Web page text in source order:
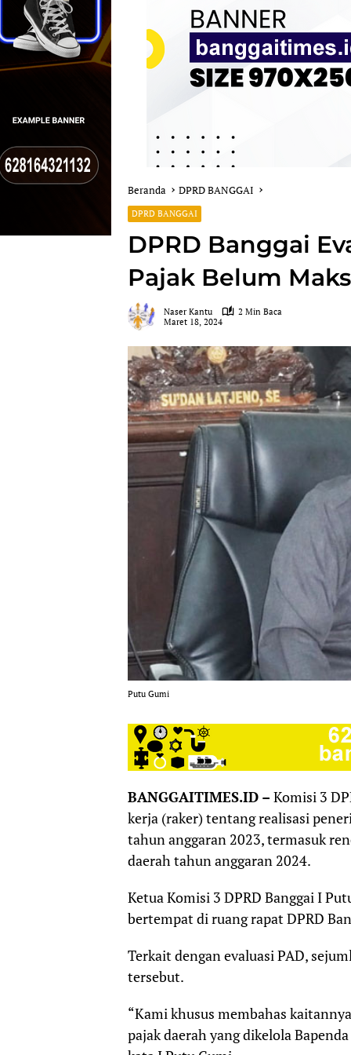
Beranda DPRD BANGGAI
DPRD BANGGAI
DPRD Banggai
Pajak Belum
Naser Kantu
2 Min Baca
Maret 18, 2024
Putu Gumi
BANGGAITIMES.ID – Komisi 3
kerja (raker) tentang realisasi
tahun anggaran 2023, termasuk
daerah tahun anggaran 2024.
Ketua Komisi 3 DPRD Banggai I
bertempat di ruang rapat DPRD
Terkait dengan evaluasi PAD,
tersebut.
“Kami khusus membahas
pajak daerah yang dikelola